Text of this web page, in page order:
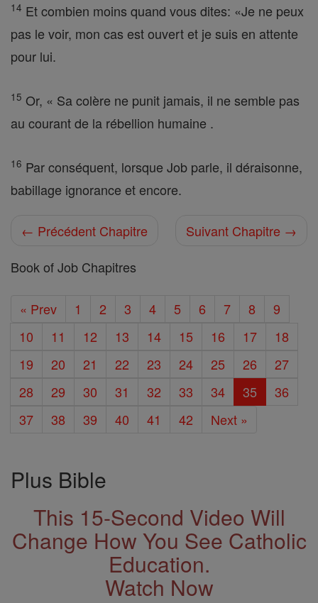
14 Et combien moins quand vous dites: «Je ne peux
pas le voir, mon cas est ouvert et je suis en attente
pour lui.
15 Or, « Sa colère ne punit jamais, il ne semble pas
au courant de la rébellion humaine .
16 Par conséquent, lorsque Job parle, il déraisonne,
babillage ignorance et encore.
← Précédent Chapitre
Suivant Chapitre →
Book of Job Chapitres
« Prev 1 2 3 4 5 6 7 8
9
10
11 12 13 14 15 16 17
18
19
20 21 22 23 24 25 26
27
28
29 30 31 32 33 34 35
36
37
38 39 40 41 42 Next »
Plus Bible
This 15-Second Video Will
Change How You See Catholic
Education.
Watch Now